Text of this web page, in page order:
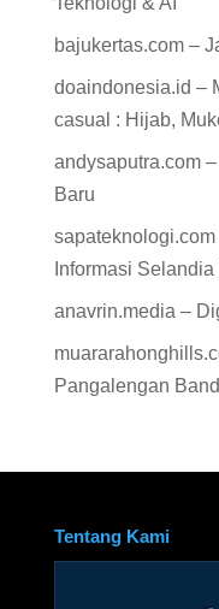
bajukertas.com –
doaindonesia.id –
casual : Hijab,
andysaputra.com
Baru
Informasi Selandia
anavrin.media –
Pangalengan
Tentang Kami